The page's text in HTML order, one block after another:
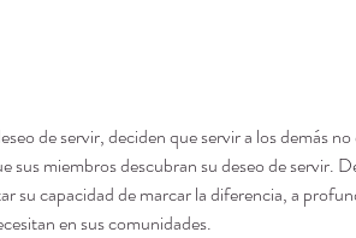
de servir, deciden que servir a los demás
miembros descubran su deseo de servir.
su capacidad de marcar la diferencia, a
en sus comunidades.